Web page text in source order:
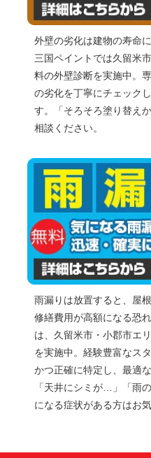
外壁の劣化は建物の寿命
三国ペイントでは久留米
料の外壁診断を実施中。
の劣化を丁寧にチェック
す。「そろそろ塗り替え
相談ください。
雨漏りは放置すると、屋
修繕費用が高額になる恐
は、久留米市・小郡市エ
を実施中。経験豊富なス
かつ正確に特定し、最適
「天井にシミが…」「雨
になる症状がある方はお